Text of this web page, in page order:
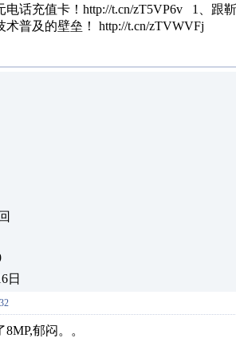
电话充值卡！http://t.cn/zT5VP6v 1、跟
普及的壁垒！ http://t.cn/zTVWVFj
日
郁闷。。